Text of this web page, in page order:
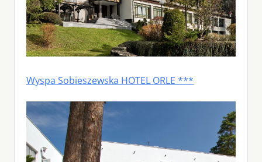
Wyspa Sobieszewska HOTEL ORLE ***